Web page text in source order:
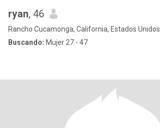
ryan, 46
Rancho Cucamonga, California, Estados Unidos
Buscando: Mujer 27 - 47